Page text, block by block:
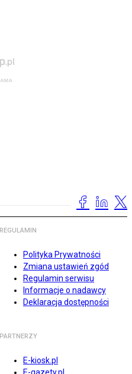
REGULAMIN
Polityka Prywatności
Zmiana ustawień zgód
Regulamin serwisu
Informacje o nadawcy
Deklaracja dostępności
PARTNERZY
E-kiosk.pl